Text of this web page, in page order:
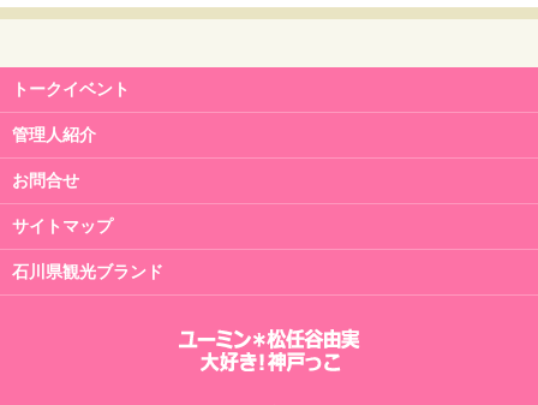
トークイベント
管理人紹介
お問合せ
サイトマップ
石川県観光ブランド